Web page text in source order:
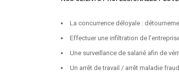
La concurrence déloyale :
Effectuer une infiltration de
Une surveillance de salarié afin de
Un arrêt de travail / arrêt maladie